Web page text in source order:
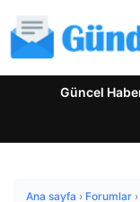
Güncel
Ana sayfa › Forumlar ›